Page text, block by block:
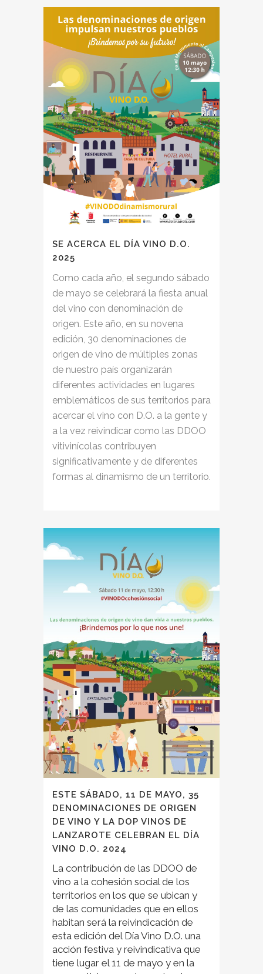
SE ACERCA EL DÍA VINO D.O.
2025
Como cada año, el segundo sábado
de mayo se celebrará la fiesta anual
del vino con denominación de
origen. Este año, en su novena
edición, 30 denominaciones de
origen de vino de múltiples zonas
de nuestro país organizarán
diferentes actividades en lugares
emblemáticos de sus territorios para
acercar el vino con D.O. a la gente y
a la vez reivindicar como las DDOO
vitivinícolas contribuyen
significativamente y de diferentes
formas al dinamismo de un territorio.
ESTE SÁBADO, 11 DE MAYO, 35
DENOMINACIONES DE ORIGEN
DE VINO Y LA DOP VINOS DE
LANZAROTE CELEBRAN EL DÍA
VINO D.O. 2024
La contribución de las DDOO de
vino a la cohesión social de los
territorios en los que se ubican y
de las comunidades que en ellos
habitan será la reivindicación de
esta edición del Día Vino D.O. una
acción festiva y reivindicativa que
tiene lugar el 11 de mayo y en la